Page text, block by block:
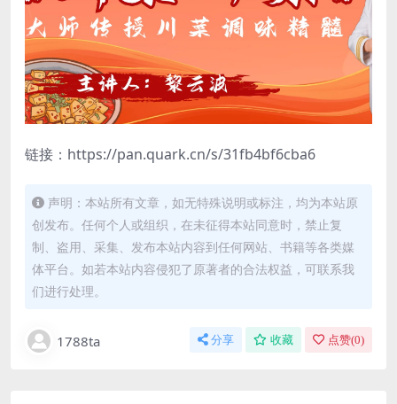
链接：https://pan.quark.cn/s/31fb4bf6cba6
声明：本站所有文章，如无特殊说明或标注，均为本站原
创发布。任何个人或组织，在未征得本站同意时，禁止复
制、盗用、采集、发布本站内容到任何网站、书籍等各类媒
体平台。如若本站内容侵犯了原著者的合法权益，可联系我
们进行处理。
1788ta 分享 收藏 点赞(0)